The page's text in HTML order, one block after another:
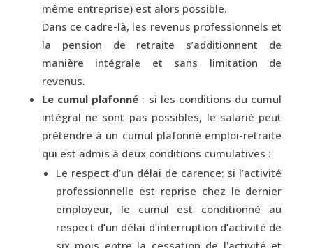
même entreprise) est alors possible.
Dans ce cadre-là, les revenus professionnels et
la pension de retraite s’additionnent de
manière intégrale et sans limitation de
revenus.
Le cumul plafonné : si les conditions du cumul
intégral ne sont pas possibles, le salarié peut
prétendre à un cumul plafonné emploi-retraite
qui est admis à deux conditions cumulatives :
Le respect d’un délai de carence: si l’activité
professionnelle est reprise chez le dernier
employeur, le cumul est conditionné au
respect d’un délai d’interruption d’activité de
six mois entre la cessation de l'activité et